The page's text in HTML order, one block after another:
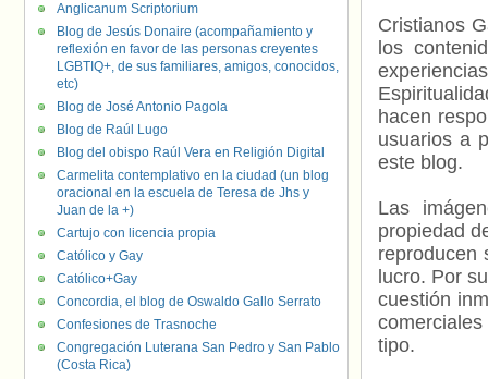
Cristianos
los
hacen
usuarios a
este blog.
Las
propiedad
reproducen
lucro. Por
cuestión
tipo.
Anglicanum Scriptorium
Blog de Jesús Donaire (acompañamiento y
reflexión en favor de las personas creyentes
LGBTIQ+, de sus familiares, amigos, conocidos,
etc)
Blog de José Antonio Pagola
Blog de Raúl Lugo
Blog del obispo Raúl Vera en Religión Digital
Carmelita contemplativo en la ciudad (un blog
oracional en la escuela de Teresa de Jhs y
Juan de la +)
Cartujo con licencia propia
Católico y Gay
Católico+Gay
Concordia, el blog de Oswaldo Gallo Serrato
Confesiones de Trasnoche
Congregación Luterana San Pedro y San Pablo
(Costa Rica)